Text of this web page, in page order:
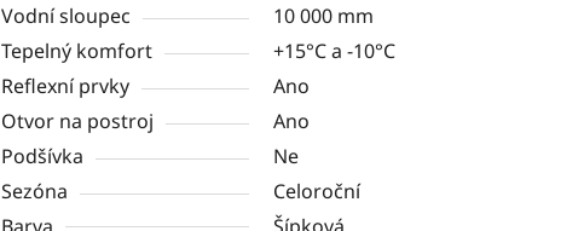
Vodní sloupec
10 000 mm
Tepelný komfort
+15°C a -10°C
Reflexní prvky
Ano
Otvor na postroj
Ano
Podšívka
Ne
Sezóna
Celoroční
Barva
Šípková